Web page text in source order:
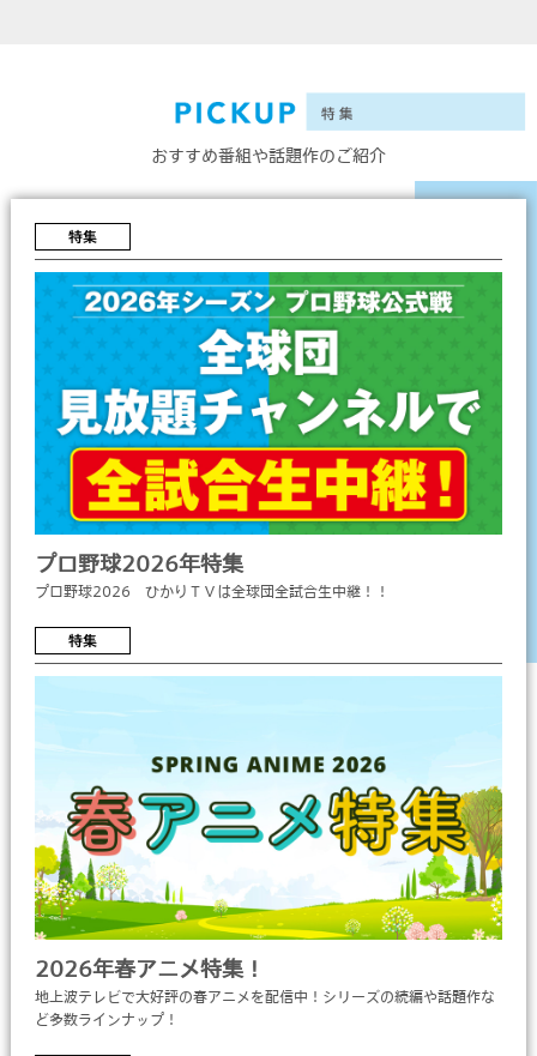
おすすめ番組や話題作のご紹介
特集
プロ野球2026年特集
プロ野球2026 ひかりＴＶは全球団全試合生中継！！
特集
2026年春アニメ特集！
地上波テレビで大好評の春アニメを配信中！シリーズの続編や話題作な
ど多数ラインナップ！